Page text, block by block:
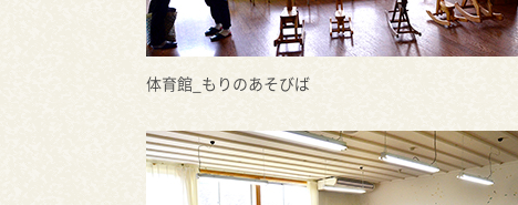
体育館_もりのあそびば